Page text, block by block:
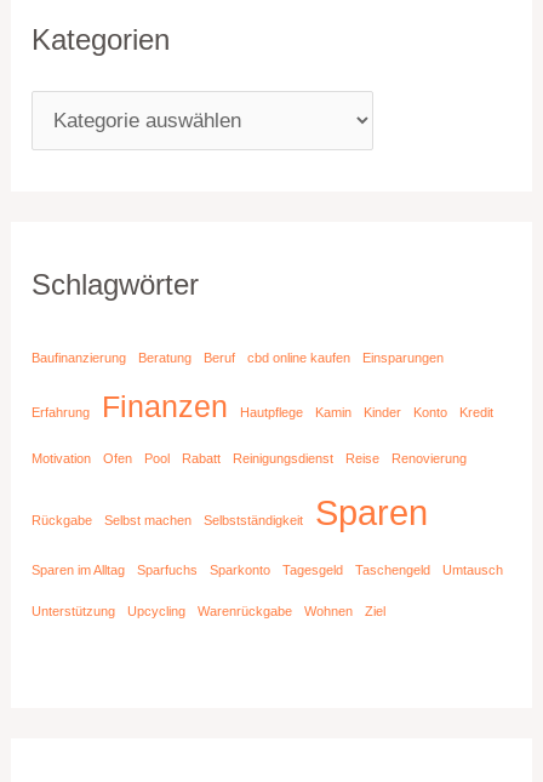
Kategorien
Schlagwörter
Baufinanzierung Beratung Beruf cbd online kaufen Einsparungen
Erfahrung Finanzen Hautpflege Kamin Kinder Konto Kredit
Motivation Ofen Pool Rabatt Reinigungsdienst Reise Renovierung
Rückgabe Selbst machen Selbstständigkeit Sparen
Sparen im Alltag Sparfuchs Sparkonto Tagesgeld Taschengeld Umtausch
Unterstützung Upcycling Warenrückgabe Wohnen Ziel